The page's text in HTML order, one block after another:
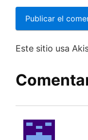
Este sitio usa